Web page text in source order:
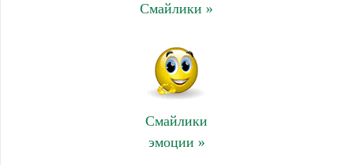
Смайлики »
Смайлики
эмоции »